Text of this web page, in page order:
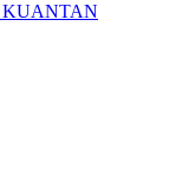
KUANTAN